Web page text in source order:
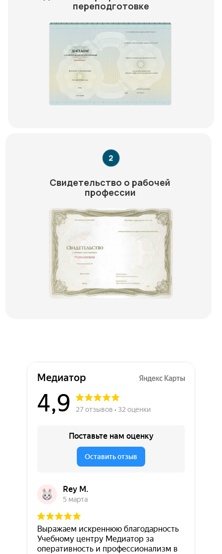
Свидетельство о рабочей
профессии
переподготовке
Медиатор на карте Химок — Яндекс Карты